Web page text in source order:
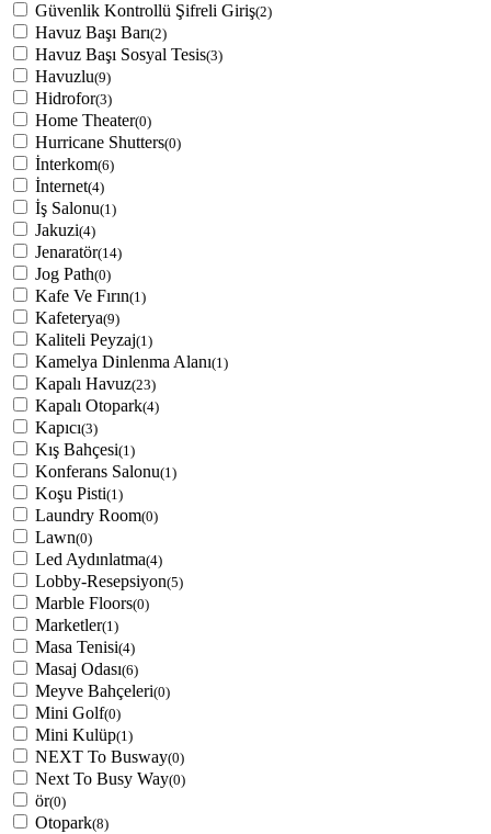
Güvenlik Kontrollü Şifreli Giriş(2)
Havuz Başı Barı(2)
Havuz Başı Sosyal Tesis(3)
Havuzlu(9)
Hidrofor(3)
Home Theater(0)
Hurricane Shutters(0)
İnterkom(6)
İnternet(4)
İş Salonu(1)
Jakuzi(4)
Jenaratör(14)
Jog Path(0)
Kafe Ve Fırın(1)
Kafeterya(9)
Kaliteli Peyzaj(1)
Kamelya Dinlenma Alanı(1)
Kapalı Havuz(23)
Kapalı Otopark(4)
Kapıcı(3)
Kış Bahçesi(1)
Konferans Salonu(1)
Koşu Pisti(1)
Laundry Room(0)
Lawn(0)
Led Aydınlatma(4)
Lobby-Resepsiyon(5)
Marble Floors(0)
Marketler(1)
Masa Tenisi(4)
Masaj Odası(6)
Meyve Bahçeleri(0)
Mini Golf(0)
Mini Kulüp(1)
NEXT To Busway(0)
Next To Busy Way(0)
ör(0)
Otopark(8)